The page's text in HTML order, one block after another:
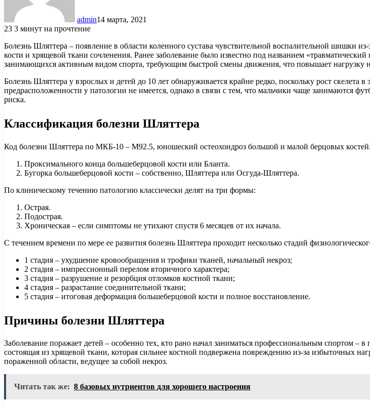
admin14 марта, 2021
23 3 минут на прочтение
Болезнь Шляттера – появление в области коленного сустава чувствительной воспалительной шишки
кости и хрящевой ткани сочленения. Ранее заболевание было известно под названием
занимающихся активным видом спорта, требующим быстрой смены движения, что повышает нагрузку
Болезнь Шляттера у взрослых и детей до 10 лет обнаруживается крайне редко, поскольку рост скелета
предрасположенности у патологии не имеется, однако в связи с тем, что мальчики чаще занимаются
риска.
Классификация болезни Шляттера
Код болезни Шляттера по МКБ-10 – М92.5, юношеский остеохондроз большой и малой берцовых костей.
Проксимального конца большеберцовой кости или Бланта.
Бугорка большеберцовой кости – собственно, Шляттера или Осгуда-Шляттера.
По клиническому течению патологию классически делят на три формы:
Острая.
Подострая.
Хроническая – если симптомы не утихают спустя 6 месяцев от их начала.
С течением времени по мере ее развития болезнь Шляттера проходит несколько стадий
1 стадия – ухудшение кровообращения и трофики тканей, начальный некроз;
2 стадия – импрессионный перелом вторичного характера;
3 стадия – разрушение и резорбция отломков костной ткани;
4 стадия – разрастание соединительной ткани;
5 стадия – итоговая деформация большеберцовой кости и полное восстановление.
Причины болезни Шляттера
Заболевание поражает детей – особенно тех, кто рано начал заниматься профессиональным спортом –
состоящая из хрящевой ткани, которая сильнее костной подвержена повреждению из-за избыточных
пораженной области, ведущее за собой некроз.
Читать так же: 8 базовых нутриентов для хорошего настроения